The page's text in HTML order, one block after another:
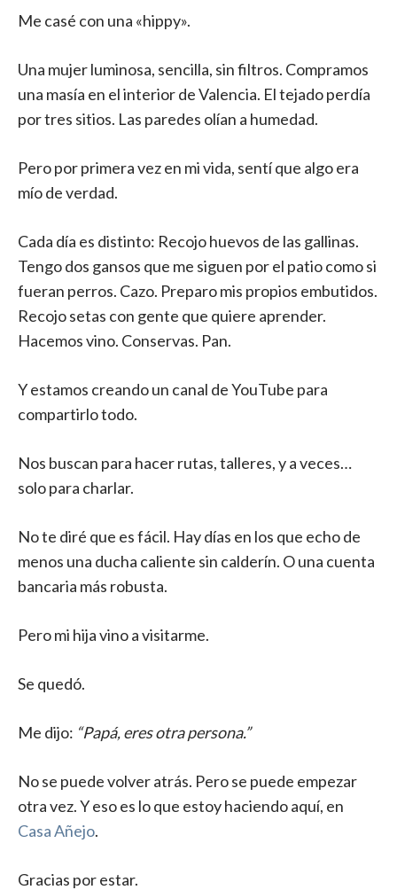
Me casé con una «hippy».
Una mujer luminosa, sencilla, sin filtros. Compramos
una masía en el interior de Valencia. El tejado perdía
por tres sitios. Las paredes olían a humedad.
Pero por primera vez en mi vida, sentí que algo era
mío de verdad.
Cada día es distinto: Recojo huevos de las gallinas.
Tengo dos gansos que me siguen por el patio como si
fueran perros. Cazo. Preparo mis propios embutidos.
Recojo setas con gente que quiere aprender.
Hacemos vino. Conservas. Pan.
Y estamos creando un canal de YouTube para
compartirlo todo.
Nos buscan para hacer rutas, talleres, y a veces…
solo para charlar.
No te diré que es fácil. Hay días en los que echo de
menos una ducha caliente sin calderín. O una cuenta
bancaria más robusta.
Pero mi hija vino a visitarme.
Se quedó.
Me dijo: “Papá, eres otra persona.”
No se puede volver atrás. Pero se puede empezar
otra vez. Y eso es lo que estoy haciendo aquí, en
Casa Añejo.
Gracias por estar.